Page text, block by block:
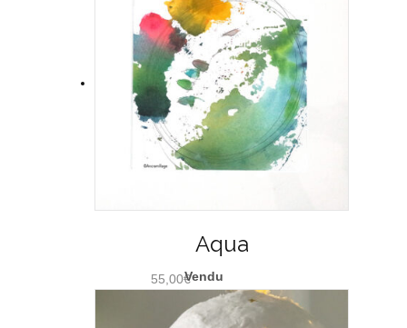
Aqua
55,00€